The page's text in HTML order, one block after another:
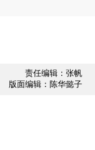
责任编辑：张帆
版面编辑：陈华懿子